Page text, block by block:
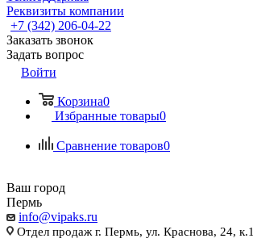
Реквизиты компании
+7 (342) 206-04-22
Заказать звонок
Задать вопрос
Войти
Корзина0
Избранные товары0
Сравнение товаров0
Ваш город
Пермь
info@vipaks.ru
Отдел продаж г. Пермь, ул. Краснова, 24, к.1